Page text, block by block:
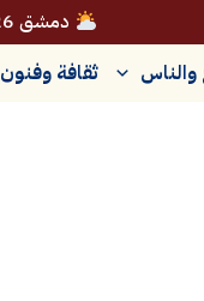
دمشق 26°C
ثقافة وفنون